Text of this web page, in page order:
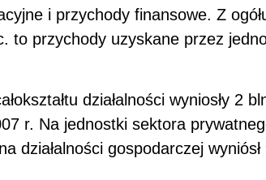
i przychody finansowe. Z
to przychody uzyskane przez
działalności wyniosły 2
r. Na jednostki sektora
działalności gospodarczej wyniósł